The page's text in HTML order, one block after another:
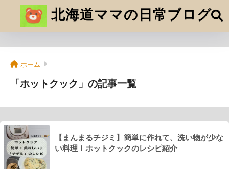
北海道ママの日常ブログ
ホーム
「ホットクック」の記事一覧
【まんまるチジミ】簡単に作れて、洗い物が少な
い料理！ホットクックのレシピ紹介